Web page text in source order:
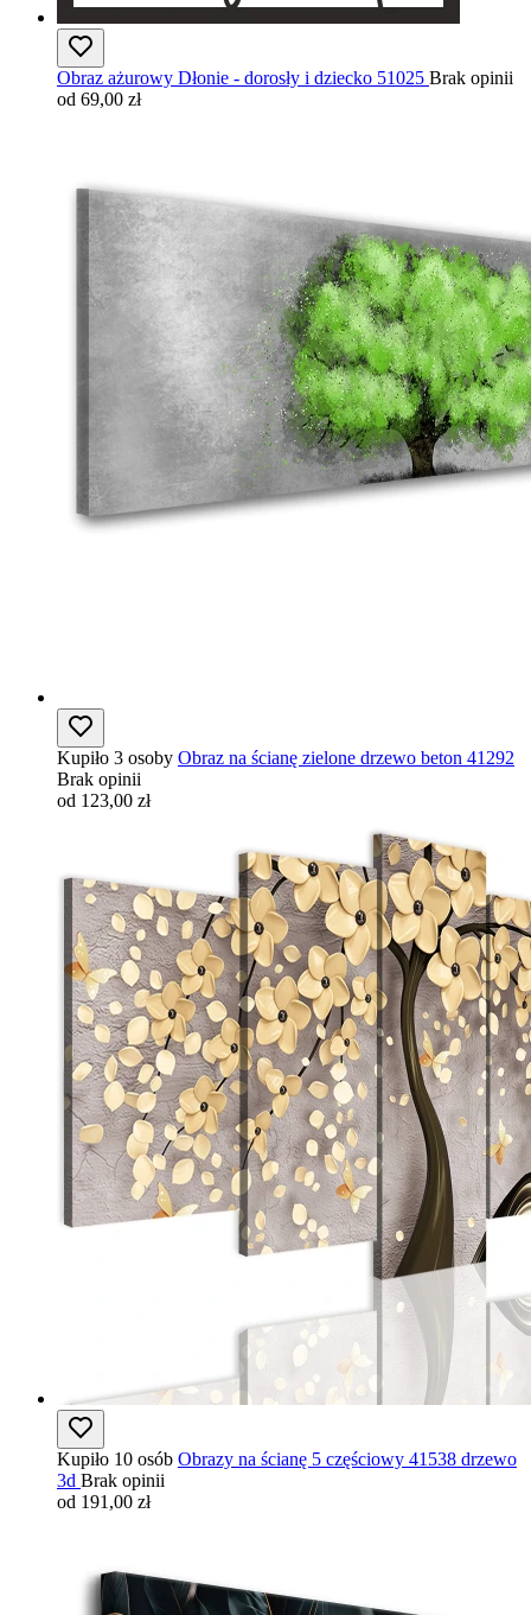
Obraz ażurowy Dłonie - dorosły i dziecko 51025 Brak opinii
od 69,00 zł
Kupiło 3 osoby Obraz na ścianę zielone drzewo beton 41292
Brak opinii
od 123,00 zł
Kupiło 10 osób Obrazy na ścianę 5 częściowy 41538 drzewo
3d Brak opinii
od 191,00 zł